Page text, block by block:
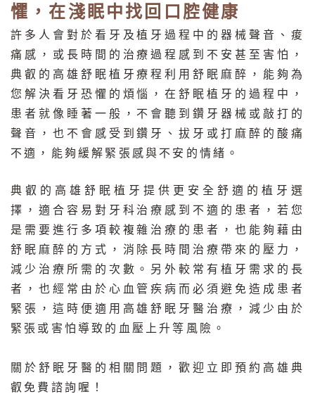
懼，在淺眠中找回口腔健康
許多人會對於看牙及植牙過程中的器械聲音、痠
痛感，或長時間的治療過程感到不安甚至害怕，
典叡的高雄舒眠植牙療程利用舒眠麻醉，能夠為
您解決看牙恐懼的煩惱，在舒眠植牙的過程中，
患者就像睡著一般，不會聽到鑽牙器械或敲打的
聲音，也不會感受到鑽牙、拔牙或打麻醉的酸痛
不適，能夠緩解緊張感與不安的情緒。
典叡的高雄舒眠植牙提供更安全舒適的植牙選
擇，適合容易對牙科治療感到不適的患者，若您
是需要進行多項較複雜治療的患者，也能夠藉由
舒眠麻醉的方式，消除長時間治療帶來的壓力，
減少治療所需的次數。另外較常有植牙需求的長
者，也經常由於心血管疾病而必須避免造成患者
緊張，這時便適用高雄舒眠牙醫治療，減少由於
緊張或害怕導致的血壓上升等風險。
關於舒眠牙醫的相關問題，歡迎立即預約高雄典
叡 免費諮詢 喔！